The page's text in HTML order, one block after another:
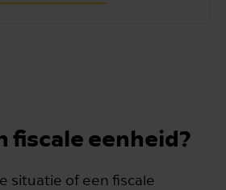
fiscale eenheid?
situatie of een fiscale